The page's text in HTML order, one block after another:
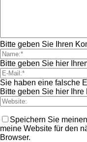
Bitte geben Sie Ihren
Bitte geben Sie hier
Sie haben eine falsche
Bitte geben Sie hier
Speichern Sie
meine Website für den
Browser.